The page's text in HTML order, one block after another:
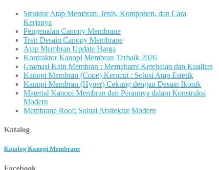
Struktur Atap Membran: Jenis, Komponen, dan Cara
Kerjanya
Pengenalan Canopy Membrane
Tren Desain Canopy Membrane
Atap Membran Update Harga
Kontraktor Kanopi Membran Terbaik 2026
Gramasi Kain Membran : Memahami Ketebalan dan Kualitas
Kanopi Membran (Cone) Kerucut : Solusi Atap Estetik
Kanopi Membran (Hyper) Cekung dengan Desain Ikonik
Material Kanopi Membran dan Perannya dalam Konstruksi
Modern
Membrane Roof: Solusi Arsitektur Modern
Katalog
Katalog Kanopi Membrane
Facebook